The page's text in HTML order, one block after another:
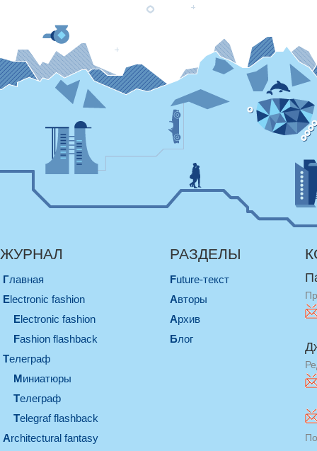
ЖУРНАЛ
Главная
electronic fashion
electronic fashion
Fashion flashback
телеграф
миниатюры
телеграф
Telegraf flashback
architectural fantasy
РАЗДЕЛЫ
Future-текст
Авторы
Архив
Блог